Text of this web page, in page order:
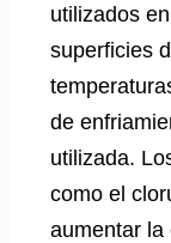
utilizados
superficies
de
utilizada.
como el
aumentar la